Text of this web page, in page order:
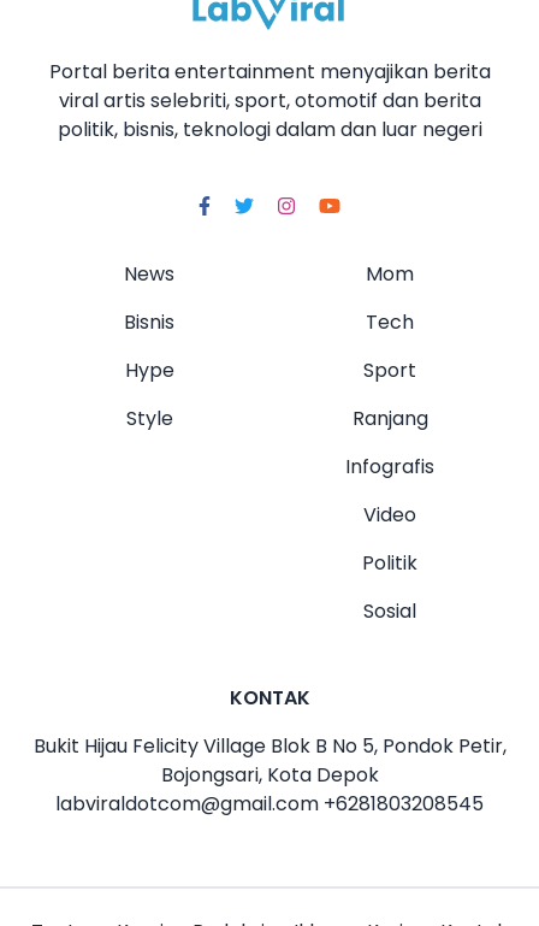
Portal berita entertainment menyajikan berita
viral artis selebriti, sport, otomotif dan berita
politik, bisnis, teknologi dalam dan luar negeri
News
Bisnis
Hype
Style
Mom
Tech
Sport
Ranjang
Infografis
Video
Politik
Sosial
KONTAK
Bukit Hijau Felicity Village Blok B No 5, Pondok Petir,
Bojongsari, Kota Depok
labviraldotcom@gmail.com +6281803208545